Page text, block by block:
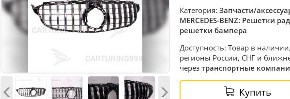
Категория: Запчасти/
MERCEDES-BENZ: Решетки
решетки бампера
Доступность: Товар в
регионы России, СНГ и
через транспортные
Купить